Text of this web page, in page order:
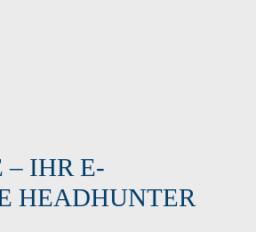
– IHR E-
HEADHUNTER